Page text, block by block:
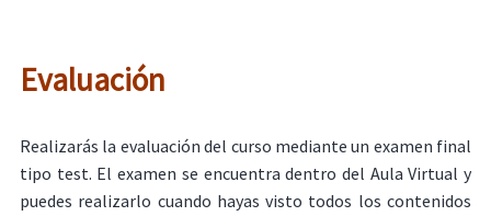
Evaluación
Realizarás la evaluación del curso mediante un examen final
tipo test. El examen se encuentra dentro del Aula Virtual y
puedes realizarlo cuando hayas visto todos los contenidos